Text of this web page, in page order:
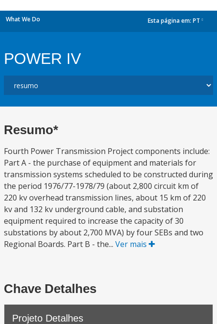
What We Do Esta página em: PT
POWER IV
Resumo*
Fourth Power Transmission Project components include:
Part A - the purchase of equipment and materials for
transmission systems scheduled to be constructed during
the period 1976/77-1978/79 (about 2,800 circuit km of
220 kv overhead transmission lines, about 15 km of 220
kv and 132 kv underground cable, and substation
equipment required to increase the capacity of 30
substations by about 2,700 MVA) by four SEBs and two
Regional Boards. Part B - the... Ver mais
Chave Detalhes
Projeto Detalhes